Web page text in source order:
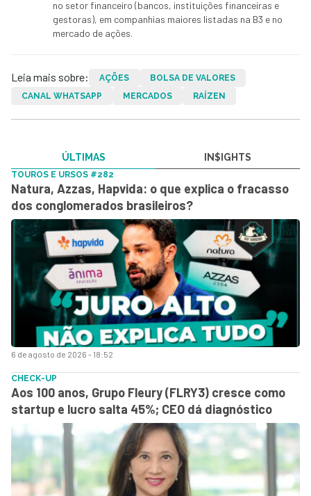
no setor financeiro (bancos, instituições financeiras e
gestoras), em companhias maiores listadas na B3 e no
mercado de ações.
Leia mais sobre: AÇÕES
BOLSA DE VALORES
CANAL WHATSAPP
MERCADOS RAÍZEN
ÚLTIMAS IN$IGHTS
6 de agosto de 2026 - 18:52
TOUROS E URSOS #282
Natura, Azzas, Hapvida: o que explica o fracasso
dos conglomerados brasileiros?
CHECK-UP
Aos 100 anos, Grupo Fleury (FLRY3) cresce como
startup e lucro salta 45%; CEO dá diagnóstico